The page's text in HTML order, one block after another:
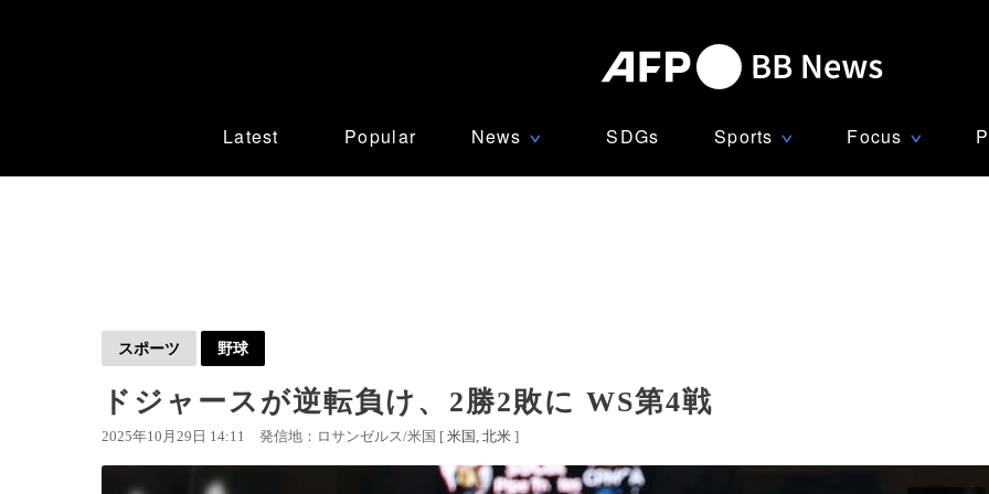
Latest Popular News ∨ SDGs Sports ∨ Focus ∨
スポーツ 野球
ドジャースが逆転負け、2勝2敗に WS第4戦
2025年10月29日 14:11 発信地：ロサンゼルス/米国 [ 米国 北米 ]